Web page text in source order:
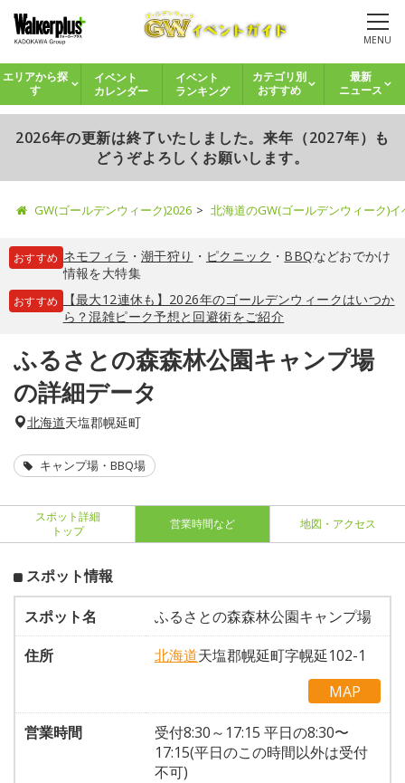
MENU
エリアから探
す
イベント
カレンダー
イベント
ランキング
カテゴリ別
おすすめ
最新
ニュース
2026年の更新は終了いたしました。来年（2027年）も
どうぞよろしくお願いします。
GW(ゴールデンウィーク)2026 北海道のGW(ゴールデンウィーク)
おすすめ ネモフィラ ・ 潮干狩り ・ ピクニック ・ BBQなどおでかけ
情報を大特集
おすすめ
【最大12連休も】2026年のゴールデンウィークはいつか
ら？混雑ピーク予想と回避術をご紹介
ふるさとの森森林公園キャンプ場
の詳細データ
北海道天塩郡幌延町
キャンプ場・BBQ場
スポット詳細
トップ
営業時間など 地図・アクセス
スポット情報
スポット名
ふるさとの森森林公園キャンプ場
住所
北海道天塩郡幌延町字幌延102-1
MAP
営業時間
受付8:30～17:15 平日の8:30〜
17:15(平日のこの時間以外は受付
不可)